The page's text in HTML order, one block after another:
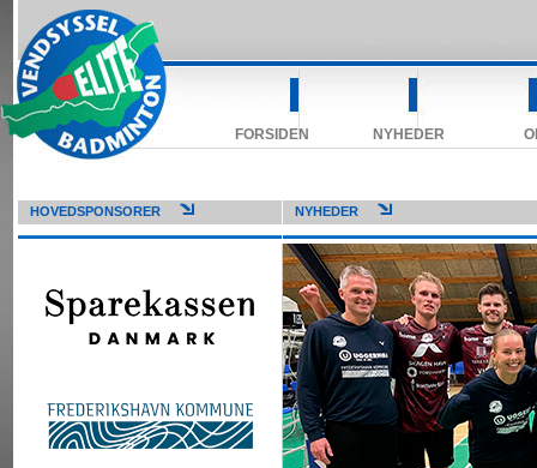
FORSIDEN NYHEDER
HOVEDSPONSORER NYHEDER